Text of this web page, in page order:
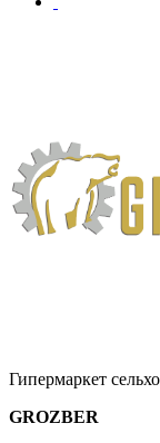
Гипермаркет
GROZBER